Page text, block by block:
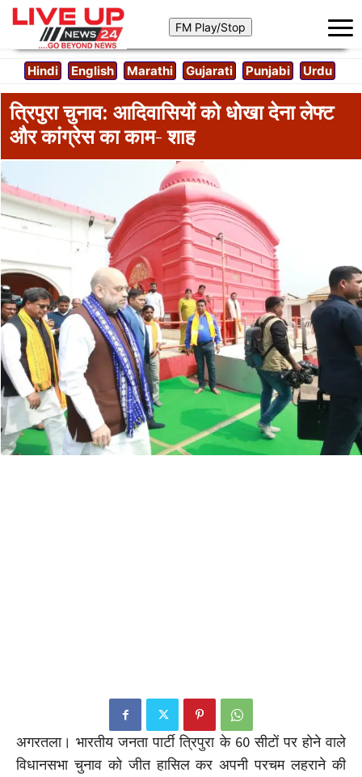
Hindi English Marathi Gujarati Punjabi Urdu
त्रिपुरा चुनाव: आदिवासियों को धोखा देना लेफ्ट
और कांग्रेस का काम- शाह
अगरतला। भारतीय जनता पार्टी त्रिपुरा के 60 सीटों पर होने वाले
विधानसभा चुनाव को जीत हासिल कर अपनी परचम लहराने की